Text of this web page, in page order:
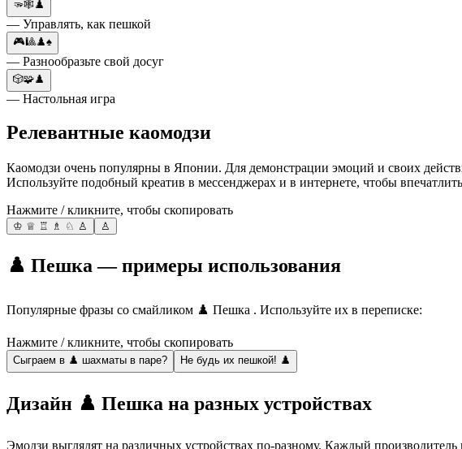
🫳🕸♟️
— Управлять, как пешкой
🎮🎱♟️♠️
— Разнообразьте свой досуг
🎲🧩♟️
— Настольная игра
Релевантные каомодзи
Каомодзи очень популярны в Японии. Для демонстрации эмоций и своих
Используйте подобный креатив в мессенджерах и в интернете, чтобы
Нажмите / кликните, чтобы скопировать
♔ ♕ ♖ ♗ ♘ ♙ ♙
♟️ Пешка — примеры использования
Популярные фразы со смайликом ♟️ Пешка . Используйте их в переписке:
Нажмите / кликните, чтобы скопировать
Сыграем в ♟️ шахматы в паре? Не будь их пешкой! ♟️
Дизайн ♟️ Пешка на разных устройствах
Эмодзи выглядят на различных устройствах по-разному. Каждый